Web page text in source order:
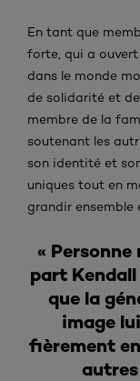
En tant que
forte, qui a ouvert
dans le monde
de solidarité et
membre de la
soutenant les
son identité et
uniques tout en
grandir ensemble
«
part
que la
image
fièrement
autres